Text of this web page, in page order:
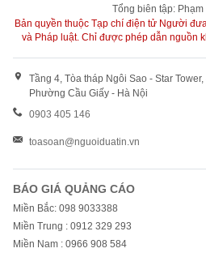
Tổng biên tập: Phạm
Bản quyền thuộc Tạp chí điện tử Người
và Pháp luật. Chỉ được phép dẫn nguồn
Tầng 4, Tòa tháp Ngôi Sao - Star
Phường Cầu Giấy - Hà Nội
0903 405 146
toasoan@nguoiduatin.vn
BÁO GIÁ QUẢNG CÁO
Miền Bắc: 098 9033388
Miền Trung : 0912 329 293
Miền Nam : 0966 908 584